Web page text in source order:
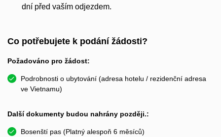
dní před vaším odjezdem.
Co potřebujete k podání žádosti?
Požadováno pro žádost:
Podrobnosti o ubytování (adresa hotelu / rezidenční adresa
ve Vietnamu)
Další dokumenty budou nahrány později.:
Bosenští pas (Platný alespoň 6 měsíců)